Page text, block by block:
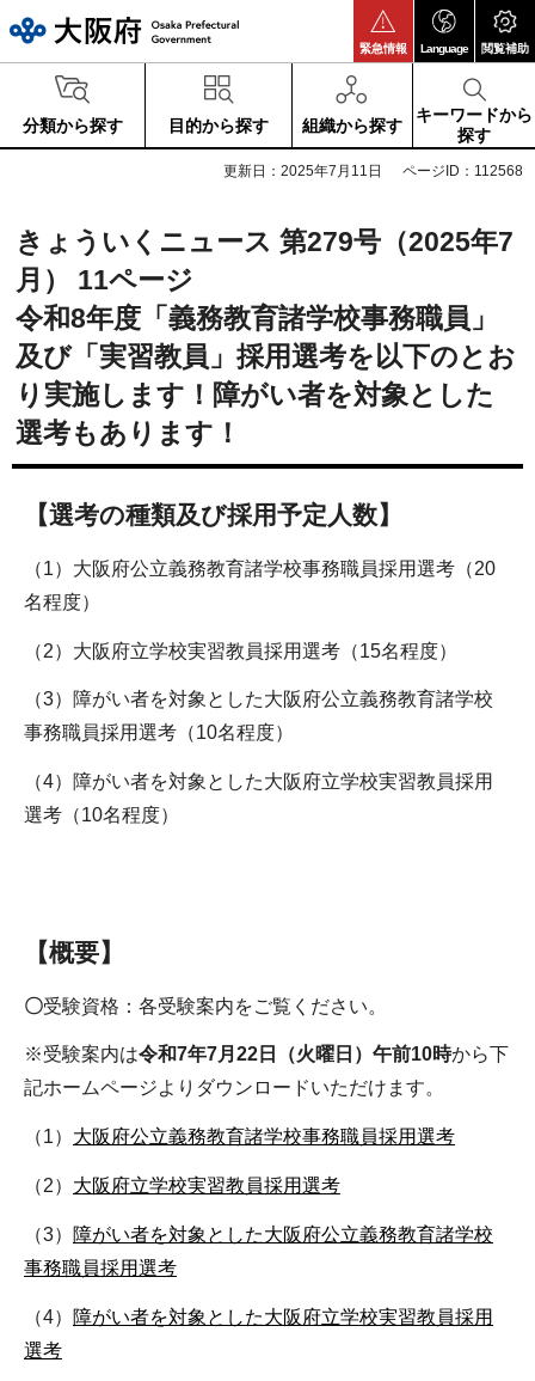
緊急情報 Language 閲覧補助
分類から探す 目的から探す 組織から探す
キーワードから
探す
更新日：2025年7月11日 ページID：112568
きょういくニュース 第279号（2025年7
月） 11ページ
令和8年度「義務教育諸学校事務職員」
及び「実習教員」採用選考を以下のとお
り実施します！障がい者を対象とした
選考もあります！
【選考の種類及び採用予定人数】
（1）大阪府公立義務教育諸学校事務職員採用選考（20
名程度）
（2）大阪府立学校実習教員採用選考（15名程度）
（3）障がい者を対象とした大阪府公立義務教育諸学校
事務職員採用選考（10名程度）
（4）障がい者を対象とした大阪府立学校実習教員採用
選考（10名程度）
【概要】
〇受験資格：各受験案内をご覧ください。
※受験案内は令和7年7月22日（火曜日）午前10時から下
記ホームページよりダウンロードいただけます。
（1） 大阪府公立義務教育諸学校事務職員採用選考
（2） 大阪府立学校実習教員採用選考
（3） 障がい者を対象とした大阪府公立義務教育諸学校
事務職員採用選考
（4） 障がい者を対象とした大阪府立学校実習教員採用
選考